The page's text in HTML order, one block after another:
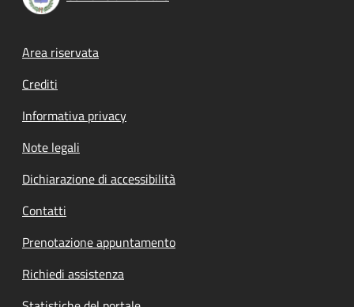
Footer menu
Area riservata
Crediti
Informativa privacy
Note legali
Dichiarazione di accessibilità
Contatti
Prenotazione appuntamento
Richiedi assistenza